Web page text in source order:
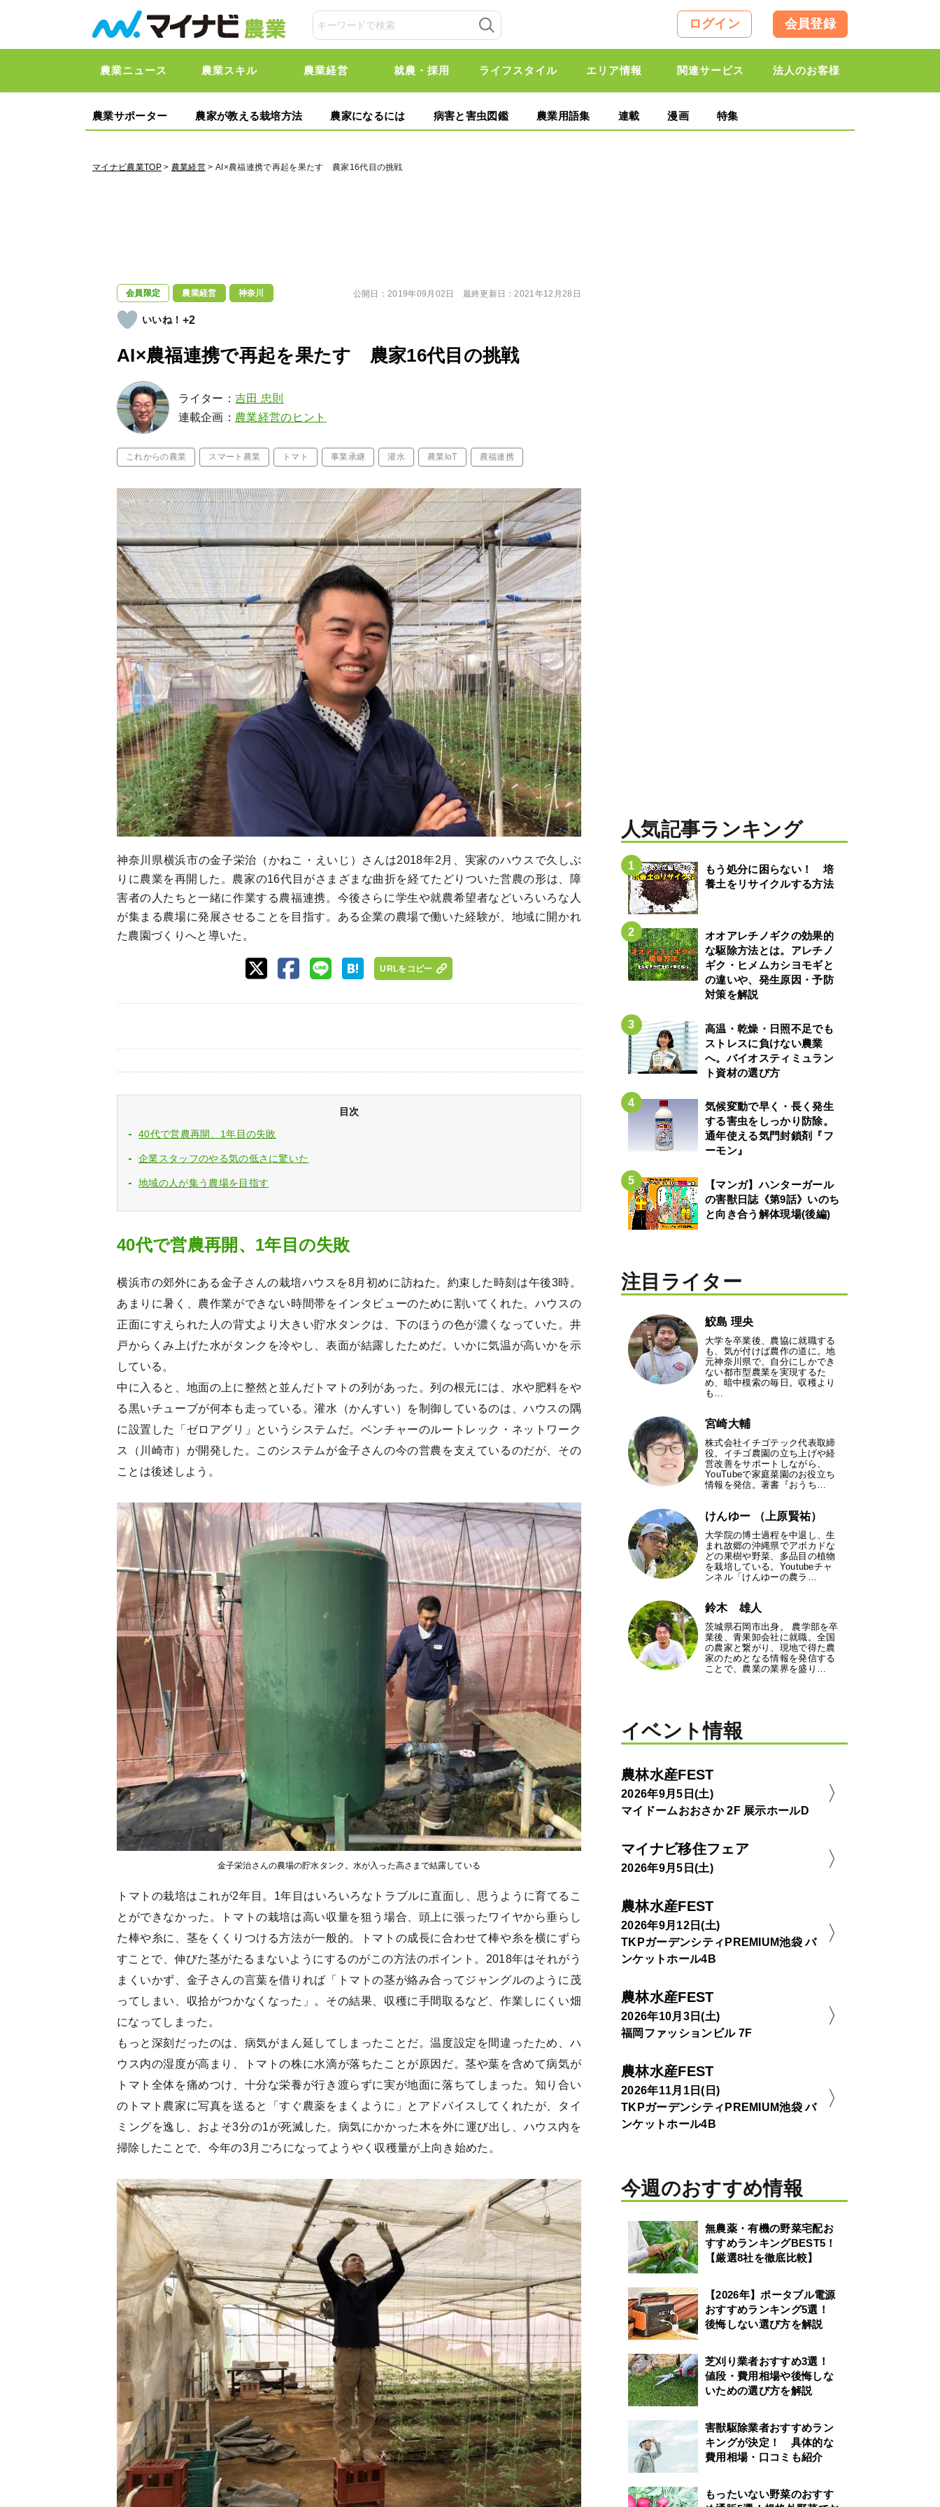
ログイン 会員登録
農業ニュース 農業スキル 農業経営 就農・採用 ライフスタイル エリア情報 関連サービス 法人のお客様
農業サポーター 農家が教える栽培方法 農家になるには 病害と害虫図鑑 農業用語集 連載 漫画 特集
マイナビ農業TOP> 農業経営 > AI×農福連携で再起を果たす 農家16代目の挑戦
会員限定 農業経営 神奈川
+2
AI×農福連携で再起を果たす 農家16代目の挑戦
ライター：吉田 忠則
連載企画： 農業経営のヒント
これからの農業 スマート農業 トマト 事業承継 灌水 農業IoT 農福連携
公開日：2019年09月02日 最終更新日：2021年12月28日
神奈川県横浜市の金子栄治（かねこ・えいじ）さんは2018年2月、実家のハウスで久しぶ
りに農業を再開した。農家の16代目がさまざまな曲折を経てたどりついた営農の形は、障
害者の人たちと一緒に作業する農福連携。今後さらに学生や就農希望者などいろいろな人
が集まる農場に発展させることを目指す。ある企業の農場で働いた経験が、地域に開かれ
た農園づくりへと導いた。
URLをコピー
目次
40代で営農再開、1年目の失敗
企業スタッフのやる気の低さに驚いた
地域の人が集う農場を目指す
40代で営農再開、1年目の失敗
横浜市の郊外にある金子さんの栽培ハウスを8月初めに訪ねた。約束した時刻は午後3時。
あまりに暑く、農作業ができない時間帯をインタビューのために割いてくれた。ハウスの
正面にすえられた人の背丈より大きい貯水タンクは、下のほうの色が濃くなっていた。井
戸からくみ上げた水がタンクを冷やし、表面が結露したためだ。いかに気温が高いかを示
している。
中に入ると、地面の上に整然と並んだトマトの列があった。列の根元には、水や肥料をや
る黒いチューブが何本も走っている。灌水（かんすい）を制御しているのは、ハウスの隅
に設置した「ゼロアグリ」というシステムだ。ベンチャーのルートレック・ネットワーク
ス（川崎市）が開発した。このシステムが金子さんの今の営農を支えているのだが、その
ことは後述しよう。
金子栄治さんの農場の貯水タンク。水が入った高さまで結露している
トマトの栽培はこれが2年目。1年目はいろいろなトラブルに直面し、思うように育てるこ
とができなかった。トマトの栽培は高い収量を狙う場合、頭上に張ったワイヤから垂らし
た棒や糸に、茎をくくりつける方法が一般的。トマトの成長に合わせて棒や糸を横にずら
すことで、伸びた茎がたるまないようにするのがこの方法のポイント。2018年はそれがう
まくいかず、金子さんの言葉を借りれば「トマトの茎が絡み合ってジャングルのように茂
ってしまい、収拾がつかなくなった」。その結果、収穫に手間取るなど、作業しにくい畑
になってしまった。
もっと深刻だったのは、病気がまん延してしまったことだ。温度設定を間違ったため、ハ
ウス内の湿度が高まり、トマトの株に水滴が落ちたことが原因だ。茎や葉を含めて病気が
トマト全体を痛めつけ、十分な栄養が行き渡らずに実が地面に落ちてしまった。知り合い
のトマト農家に写真を送ると「すぐ農薬をまくように」とアドバイスしてくれたが、タイ
ミングを逸し、およそ3分の1が死滅した。病気にかかった木を外に運び出し、ハウス内を
掃除したことで、今年の3月ごろになってようやく収穫量が上向き始めた。
人気記事ランキング
もう処分に困らない！ 培
養土をリサイクルする方法
オオアレチノギクの効果的
な駆除方法とは。アレチノ
ギク・ヒメムカシヨモギと
の違いや、発生原因・予防
対策を解説
高温・乾燥・日照不足でも
ストレスに負けない農業
へ。バイオスティミュラン
ト資材の選び方
気候変動で早く・長く発生
する害虫をしっかり防除。
通年使える気門封鎖剤『フ
ーモン』
【マンガ】ハンターガール
の害獣日誌《第9話》いのち
と向き合う解体現場(後編)
注目ライター
鮫島 理央
大学を卒業後、農協に就職する
も、気が付けば農作の道に。地
元神奈川県で、自分にしかでき
ない都市型農業を実現するた
め、暗中模索の毎日。収穫より
も…
宮崎大輔
株式会社イチゴテック代表取締
役。イチゴ農園の立ち上げや経
営改善をサポートしながら、
YouTubeで家庭菜園のお役立ち
情報を発信。著書『おうち…
けんゆー （上原賢祐）
大学院の博士過程を中退し、生
まれ故郷の沖縄県でアボカドな
どの果樹や野菜、多品目の植物
を栽培している。Youtubeチャ
ンネル「けんゆーの農ラ…
鈴木 雄人
茨城県石岡市出身。 農学部を卒
業後、青果卸会社に就職。全国
の農家と繋がり、現地で得た農
家のためとなる情報を発信する
ことで、農業の業界を盛り…
イベント情報
農林水産FEST
2026年9月5日(土)
マイドームおおさか 2F 展示ホールD
マイナビ移住フェア
2026年9月5日(土)
農林水産FEST
2026年9月12日(土)
TKPガーデンシティPREMIUM池袋 バ
ンケットホール4B
農林水産FEST
2026年10月3日(土)
福岡ファッションビル 7F
農林水産FEST
2026年11月1日(日)
TKPガーデンシティPREMIUM池袋 バ
ンケットホール4B
今週のおすすめ情報
無農薬・有機の野菜宅配お
すすめランキングBEST5！
【厳選8社を徹底比較】
【2026年】ポータブル電源
おすすめランキング5選！
後悔しない選び方を解説
芝刈り業者おすすめ3選！
値段・費用相場や後悔しな
いための選び方を解説
害獣駆除業者おすすめラン
キングが決定！ 具体的な
費用相場・口コミも紹介
もったいない野菜のおすす